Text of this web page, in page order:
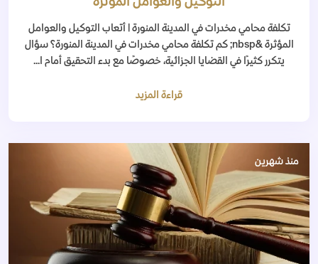
تكلفة محامي مخدرات في المدينة المنورة | أتعاب التوكيل والعوامل
المؤثرة &nbsp; كم تكلفة محامي مخدرات في المدينة المنورة؟ سؤال
يتكرر كثيرًا في القضايا الجزائية، خصوصًا مع بدء التحقيق أمام ا...
قراءة المزيد
منذ شهرين